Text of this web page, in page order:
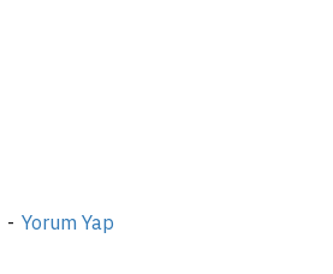
- Yorum Yap